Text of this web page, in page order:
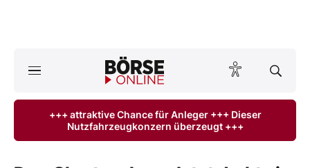
ktuelle Ausgabe BÖRSE ONLINE lesen
+++ attraktive Chance für Anleger +++ Dieser
Nutzfahrzeugkonzern überzeugt +++